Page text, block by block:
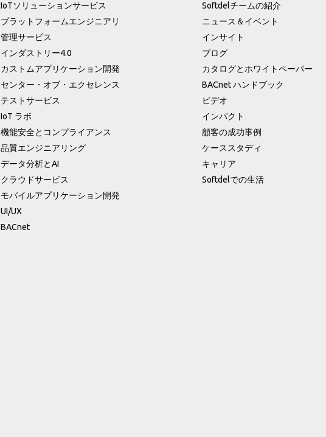
IoTソリューションサービス
プラットフォームエンジニアリ
管理サービス
インダストリー4.0
カストムアプリケーション開発
センター・オブ・エクセレンス
テストサービス
IoT ラボ
機能安全とコンプライアンス
品質エンジニアリング
データ分析とAI
クラウドサービス
モバイルアプリケーション開発
UI/UX
BACnet
Softdelチームの紹介
ニュース＆イベント
インサイト
ブログ
カタログとホワイトペーパー
BACnet ハンドブック
ビデオ
インパクト
顧客の成功事例
ケーススタディ
キャリア
Softdelでの生活